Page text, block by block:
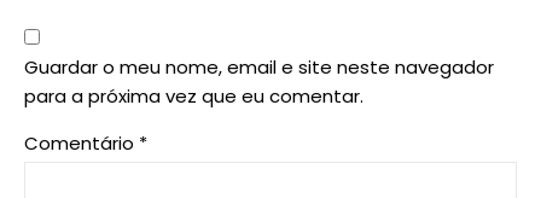
Guardar o meu nome, email e site neste navegador
para a próxima vez que eu comentar.
Comentário *